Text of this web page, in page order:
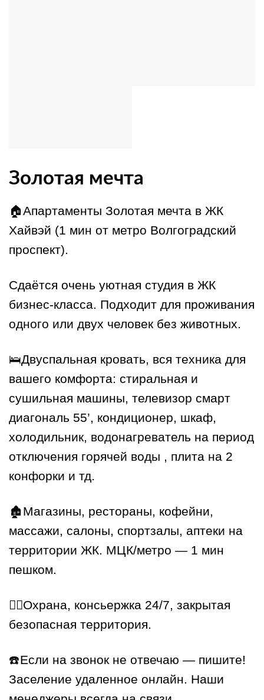
Золотая мечта
🏠Апартаменты Золотая мечта в ЖК
Хайвэй (1 мин от метро Волгоградский
проспект).
Сдаётся очень уютная студия в ЖК
бизнес-класса. Подходит для проживания
одного или двух человек без животных.
🛌Двуспальная кровать, вся техника для
вашего комфорта: стиральная и
сушильная машины, телевизор смарт
диагональ 55’, кондиционер, шкаф,
холодильник, водонагреватель на период
отключения горячей воды , плита на 2
конфорки и тд.
🏚️Магазины, рестораны, кофейни,
массажи, салоны, спортзалы, аптеки на
территории ЖК. МЦК/метро — 1 мин
пешком.
👮‍♂️Охрана, консьержка 24/7, закрытая
безопасная территория.
☎️Если на звонок не отвечаю — пишите!
Заселение удаленное онлайн. Наши